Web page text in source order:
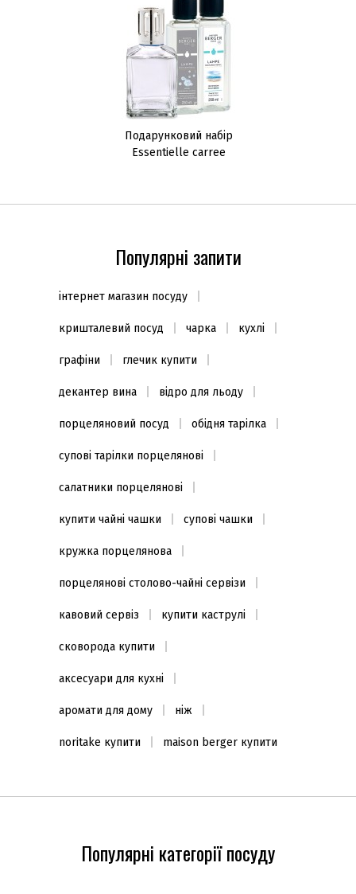
Подарунковий набір
Essentielle carree
Популярні запити
інтернет магазин посуду
кришталевий посуд чарка кухлі
графіни глечик купити
декантер вина відро для льоду
порцеляновий посуд обідня тарілка
супові тарілки порцелянові
салатники порцелянові
купити чайні чашки супові чашки
кружка порцелянова
порцелянові столово-чайні сервізи
кавовий сервіз купити каструлі
сковорода купити
аксесуари для кухні
аромати для дому ніж
noritake купити maison berger купити
Популярні категорії посуду